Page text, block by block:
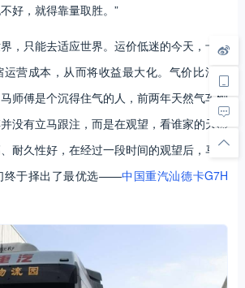
好，就得靠量取胜。”
，只能去适应世界。运价低迷的今天，卡友
营成本，从而将收益最大化。气价比油价
师傅是个沉得住气的人，前两年天然气车刚
没有立马跟注，而是在观望，看谁家的天然
耐久性好，在经过一段时间的观望后，马师
终于择出了最优选——中国重汽汕德卡G7H